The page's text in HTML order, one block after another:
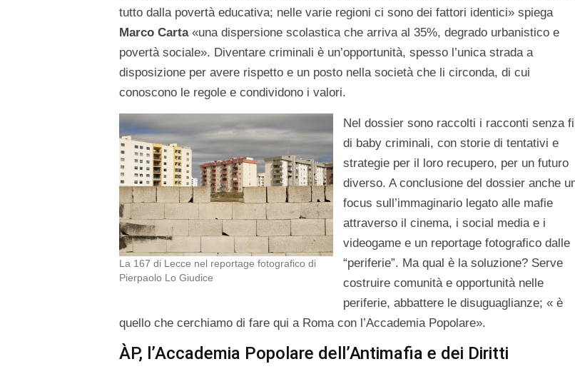
tutto dalla povertà educativa; nelle varie regioni ci sono dei fattori identici» spiega
Marco Carta«una dispersione scolastica che arriva al 35%, degrado urbanistico e
povertà sociale». Diventare criminali è un’opportunità, spesso l’unica strada a
disposizione per avere rispetto e un posto nella società che li circonda, di cui
conoscono le regole e condividono i valori.
La 167 di Lecce nel reportage fotografico di
Pierpaolo Lo Giudice
Nel dossier sono raccolti i racconti senza
di baby criminali, con storie di tentativi e
strategie per il loro recupero, per un futuro
diverso. A conclusione del dossier anche
focus sull’immaginario legato alle mafie
attraverso il cinema, i social media e i
videogame e un reportage fotografico dalle
“periferie”. Ma qual è la soluzione? Serve
costruire comunità e opportunità nelle
periferie, abbattere le disuguaglianze; « è
quello che cerchiamo di fare qui a Roma con l’Accademia Popolare».
ÀP, l’Accademia Popolare dell’Antimafia e dei Diritti